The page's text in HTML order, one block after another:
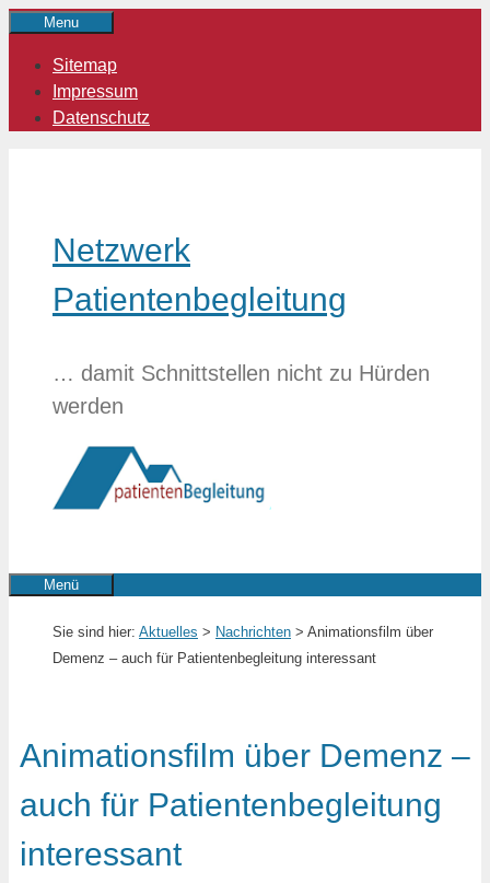
springen
Menu
Sitemap
Impressum
Datenschutz
Netzwerk
Patientenbegleitung
… damit Schnittstellen nicht zu Hürden
werden
Menü
Sie sind hier: Aktuelles > Nachrichten > Animationsfilm über
Demenz – auch für Patientenbegleitung interessant
Animationsfilm über Demenz –
auch für Patientenbegleitung
interessant